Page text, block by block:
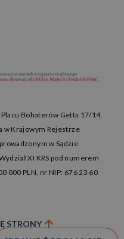
Bohaterów Getta 17/14,
w Krajowym Rejestrze
w Sądzie
XI KRS pod numerem
000 PLN, nr NIP: 676 23 60
STRONY